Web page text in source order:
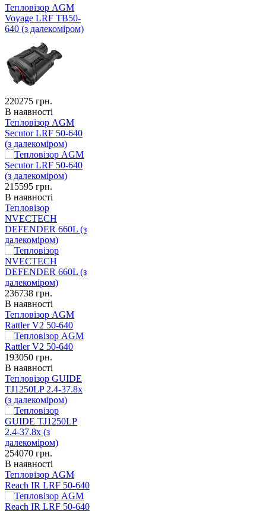
Тепловізор AGM
Voyage LRF TB50-
640 (з далекоміром)
220275 грн.
В наявності
Тепловізор AGM
Secutor LRF 50-640
(з далекоміром)
215595 грн.
В наявності
Тепловізор
NVECTECH
DEFENDER 660L (з
далекоміром)
236738 грн.
В наявності
Тепловізор AGM
Rattler V2 50-640
193050 грн.
В наявності
Тепловізор GUIDE
TJ1250LP 2.4-37.8x
(з далекоміром)
254070 грн.
В наявності
Тепловізор AGM
Reach IR LRF 50-640